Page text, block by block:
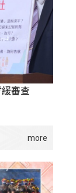
審查